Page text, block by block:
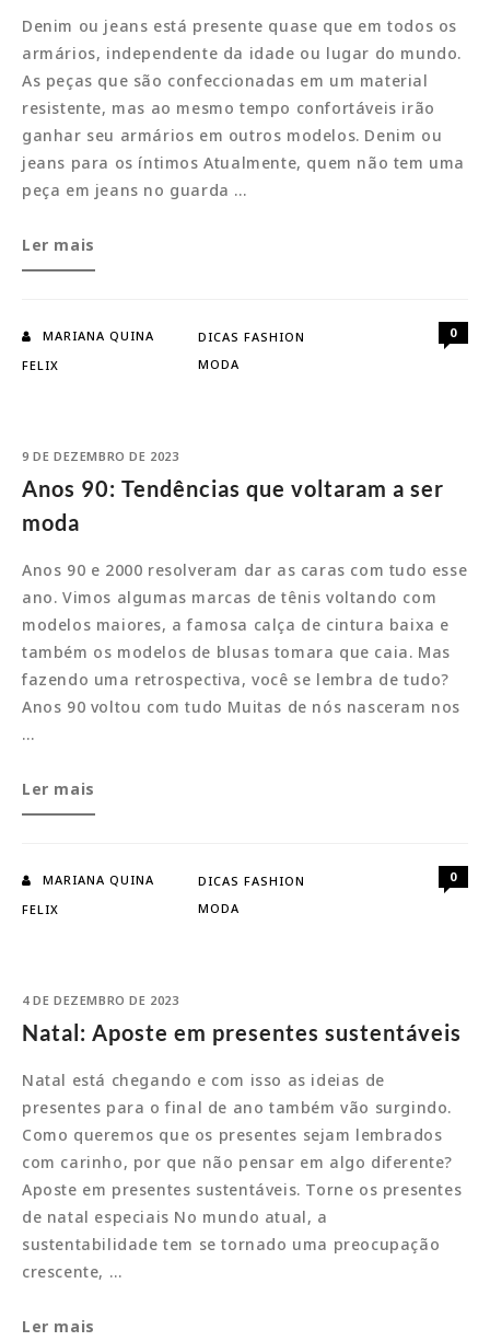
Denim ou jeans está presente quase que em todos os
armários, independente da idade ou lugar do mundo.
As peças que são confeccionadas em um material
resistente, mas ao mesmo tempo confortáveis irão
ganhar seu armários em outros modelos. Denim ou
jeans para os íntimos Atualmente, quem não tem uma
peça em jeans no guarda …
Denim:
Modelagens
vão
Ler mais
MARIANA QUINA
FELIX
DICAS FASHION
MODA
0
9 DE DEZEMBRO DE 2023
Anos 90: Tendências que voltaram a ser
moda
Anos 90 e 2000 resolveram dar as caras com tudo esse
ano. Vimos algumas marcas de tênis voltando com
modelos maiores, a famosa calça de cintura baixa e
também os modelos de blusas tomara que caia. Mas
fazendo uma retrospectiva, você se lembra de tudo?
Anos 90 voltou com tudo Muitas de nós nasceram nos
…
Anos
90:
que
Ler mais
MARIANA QUINA
FELIX
DICAS FASHION
MODA
0
4 DE DEZEMBRO DE 2023
Natal: Aposte em presentes sustentáveis
Natal está chegando e com isso as ideias de
presentes para o final de ano também vão surgindo.
Como queremos que os presentes sejam lembrados
com carinho, por que não pensar em algo diferente?
Aposte em presentes sustentáveis. Torne os presentes
de natal especiais No mundo atual, a
sustentabilidade tem se tornado uma preocupação
crescente, …
Natal:
Ler mais